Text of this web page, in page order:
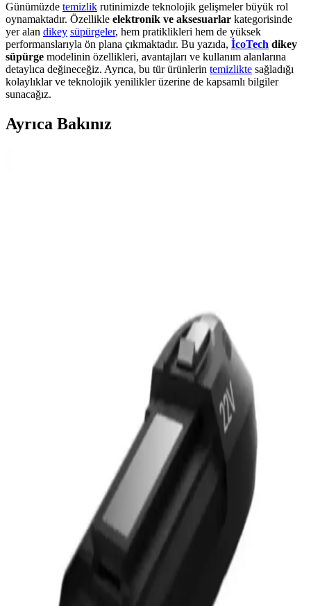
Günümüzde temizlik rutinimizde teknolojik gelişmeler büyük rol
oynamaktadır. Özellikle elektronik ve aksesuarlar kategorisinde
yer alan dikey süpürgeler, hem pratiklikleri hem de yüksek
performanslarıyla ön plana çıkmaktadır. Bu yazıda, İcoTech dikey
süpürge modelinin özellikleri, avantajları ve kullanım alanlarına
detaylıca değineceğiz. Ayrıca, bu tür ürünlerin temizlikte sağladığı
kolaylıklar ve teknolojik yenilikler üzerine de kapsamlı bilgiler
sunacağız.
Ayrıca Bakınız
İslak ve Kuru Dikey Süpürge: Modern Temizlikte
Çok Yönlü Çözüm ve Avantajlar
İslak ve kuru dikey süpürgeler, çok fonksiyonlu yapılarıyla
temizlikte zaman ve enerji tasarrufu sağlıyor, hijyenik çözümler
Tefal Dikey Süpürge Mop Başlıkları: Çok
Fonksiyonlu ve Ergonomik Temizlik Çözümleri
Tefal dikey süpürge mop başlıkları, çok fonksiyonlu, ergonomik ve
dayanıklı tasarımıyla hijyenik ve etkili temizlik sunar, zaman ve
enerji tasarrufu sağlar.
Sunny Dikey Süpürge ile Ev Temizliğinde Yenilikçi
ve Pratik Çözüm Sunuyor
Sunny dikey süpürge, hafifliği ve güçlü emiş gücüyle ev
temizliğinde pratik ve etkili bir çözüm sunar. Ergonomik tasarımıyla
kullanımı kolaydır ve çeşitli yüzeylere uyum sağlar.